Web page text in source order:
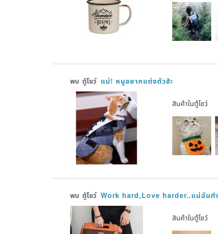
พบ ตู้โชว์ แม่! หนูอยากแต่งตัวฮ้ะ
สินค้าในตู้โชว์
พบ ตู้โชว์ Work hard,Love harder..แม่ฉันท
สินค้าในตู้โชว์